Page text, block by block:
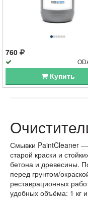
760
Купить
Смывки PaintCleaner —
старой краски и
бетона и древесины.
перед грунтом/
реставрационных
удобных объёма: 1 кг и